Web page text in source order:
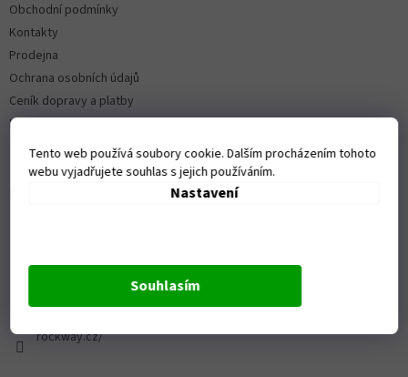
Tento web používá soubory cookie. Dalším procházením tohoto
webu vyjadřujete souhlas s jejich používáním.
Nastavení
Souhlasím
Obchodní podmínky
Kontakty
Prodejna
Ochrana osobních údajů
Ceník dopravy a platby
Reklamace a vrácení zboží
FB stránka pro fanoušky ROCKWAY
rockway.cz/